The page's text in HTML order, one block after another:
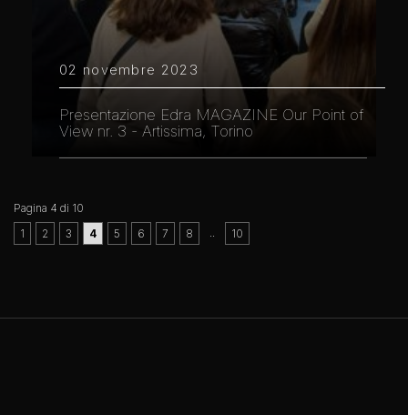
02 novembre 2023
Presentazione Edra MAGAZINE Our Point of
View nr. 3 - Artissima, Torino
Pagina 4 di 10
1
2 3 4 5 6 7 8 10